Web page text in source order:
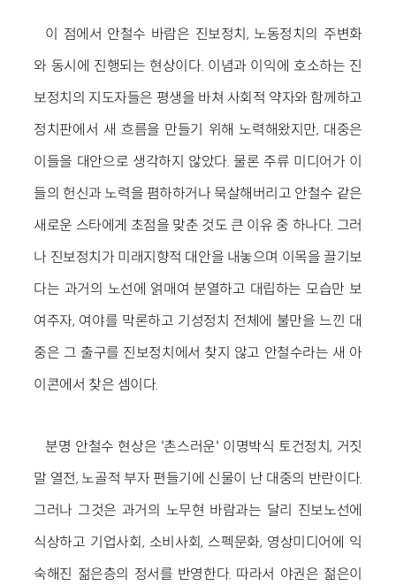
이 점에서 안철수 바람은 진보정치, 노동정치의 주변화
와 동시에 진행되는 현상이다. 이념과 이익에 호소하는 진
보정치의 지도자들은 평생을 바쳐 사회적 약자와 함께하고
정치판에서 새 흐름을 만들기 위해 노력해왔지만, 대중은
이들을 대안으로 생각하지 않았다. 물론 주류 미디어가 이
들의 헌신과 노력을 폄하하거나 묵살해버리고 안철수 같은
새로운 스타에게 초점을 맞춘 것도 큰 이유 중 하나다. 그러
나 진보정치가 미래지향적 대안을 내놓으며 이목을 끌기보
다는 과거의 노선에 얽매여 분열하고 대립하는 모습만 보
여주자, 여야를 막론하고 기성정치 전체에 불만을 느낀 대
중은 그 출구를 진보정치에서 찾지 않고 안철수라는 새 아
이콘에서 찾은 셈이다.
분명 안철수 현상은 '촌스러운' 이명박식 토건정치, 거짓
말 열전, 노골적 부자 편들기에 신물이 난 대중의 반란이다.
그러나 그것은 과거의 노무현 바람과는 달리 진보노선에
식상하고 기업사회, 소비사회, 스펙문화, 영상미디어에 익
숙해진 젊은층의 정서를 반영한다. 따라서 야권은 젊은이